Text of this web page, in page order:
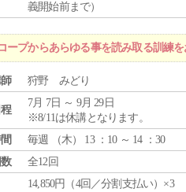
義開始前まで）
プからあらゆる事を読み取る訓練を
狩野 みどり
程
7月 7日 ～ 9月 29日
※8/11は休講となります。
毎週 （木） 13 ：10 ～ 14 ：30
全12回
14,850円（4回／分割支払い）×3